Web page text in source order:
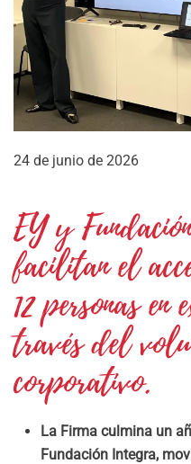
24 de junio de 2026
EY y
facilitan el
12 personas
través del
corporativo.
La Firma culmina un
Fundación Integra,